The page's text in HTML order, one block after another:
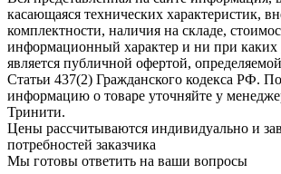
касающаяся технических характеристик,
комплектности, наличия на складе,
информационный характер и ни при каких
является публичной офертой,
Статьи 437(2) Гражданского кодекса РФ.
информацию о товаре уточняйте у
Тринити.
Цены рассчитываются индивидуально и
потребностей заказчика
Мы готовы ответить на ваши вопросы